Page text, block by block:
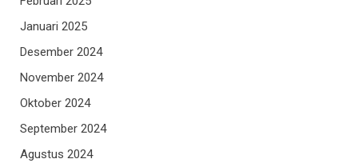
Januari 2025
Desember 2024
November 2024
Oktober 2024
September 2024
Agustus 2024